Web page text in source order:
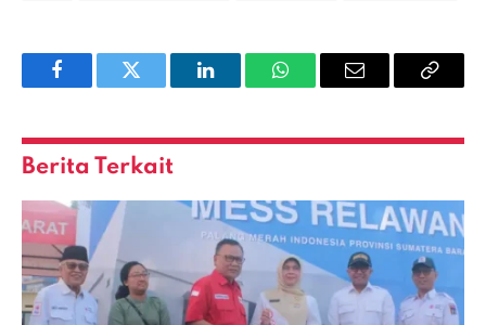
FacebookTwitter LinkedInWhatsAppEmail
Copy
Berita Terkait